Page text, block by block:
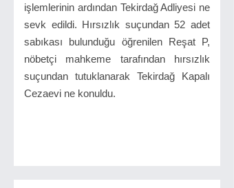
işlemlerinin ardından Tekirdağ Adliyesi ne
sevk edildi. Hırsızlık suçundan 52 adet
sabıkası bulunduğu öğrenilen Reşat P,
nöbetçi mahkeme tarafından hırsızlık
suçundan tutuklanarak Tekirdağ Kapalı
Cezaevi ne konuldu.